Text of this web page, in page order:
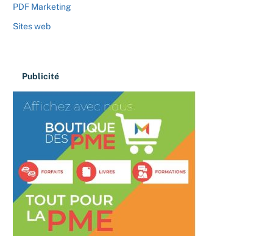
PDF Marketing
Sites web
Publicité